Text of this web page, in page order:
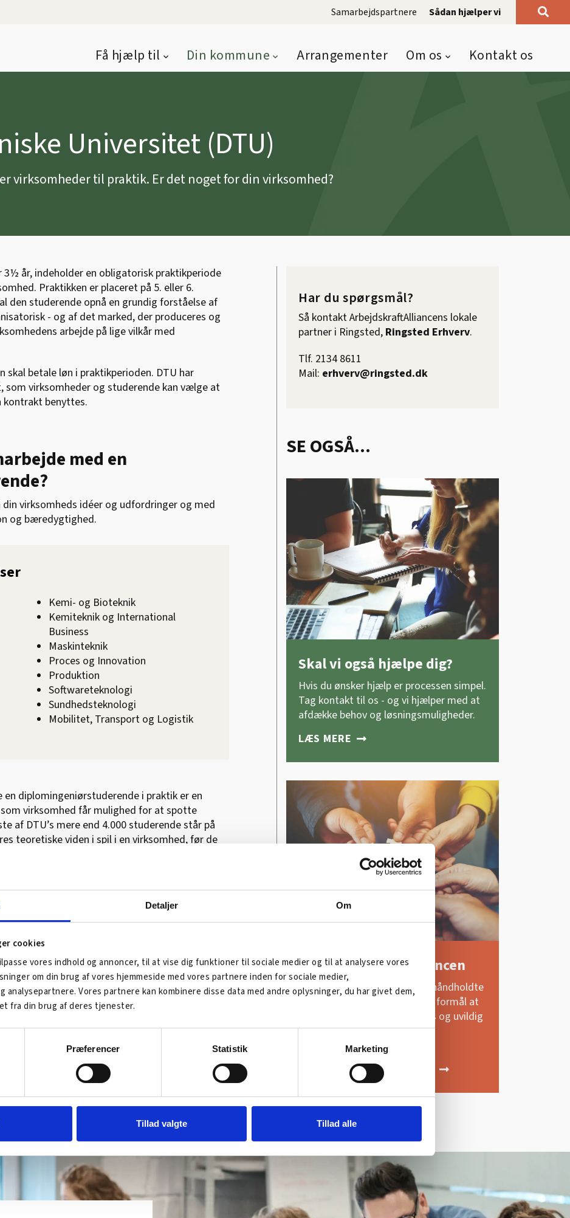
Detaljer Om
cookies
vores indhold og annoncer, til at vise dig funktioner til sociale medier og til at analysere vores
om din brug af vores hjemmeside med vores partnere inden for sociale medier,
analysepartnere. Vores partnere kan kombinere disse data med andre oplysninger, du har givet dem,
fra din brug af deres tjenester.
Præferencer Statistik Marketing
Tillad valgte Tillad alle
Samarbejdspartnere Sådan hjælper vi
Få hjælp til Din kommune Arrangementer Om os Kontakt os
Universitet (DTU)
virksomheder til praktik. Er det noget for din virksomhed?
3½ år, indeholder en obligatorisk praktikperiode
Praktikken er placeret på 5. eller 6.
den studerende opnå en grundig forståelse af
- og af det marked, der produceres og
arbejde på lige vilkår med
skal betale løn i praktikperioden. DTU har
virksomheder og studerende kan vælge at
kontrakt benyttes.
med en
virksomheds idéer og udfordringer og med
og bæredygtighed.
Kemi- og Bioteknik
Kemiteknik og International
Business
Maskinteknik
Proces og Innovation
Produktion
Softwareteknologi
Sundhedsteknologi
Mobilitet, Transport og Logistik
en diplomingeniørstuderende i praktik er en
virksomhed får mulighed for at spotte
af DTU’s mere end 4.000 studerende står på
teoretiske viden i spil i en virksomhed, før de
med en studerende, får du kontakt med
ressourcemæssig investering.
mødested for virksomheder og
hjemmeside
Universitet (DTU)
efter uddannelse her
Har du spørgsmål?
Så kontakt ArbejdskraftAlliancens lokale
partner i Ringsted, Ringsted Erhverv.
Tlf. 2134 8611
Mail: erhverv@ringsted.dk
SE OGSÅ...
Skal vi også hjælpe dig?
Hvis du ønsker hjælp er processen simpel.
Tag kontakt til os - og vi hjælper med at
afdække behov og løsningsmuligheder.
LÆS MERE
Om ArbejdskraftAlliancen
Arbejdskraftalliancen tilbyder håndholdte
konsulentassistance og har til formål at
tilbyde virksomheder en gratis og uvildig
vejledning.
LÆS MERE OM
ARBEJDSKRAFTALLIANCEN